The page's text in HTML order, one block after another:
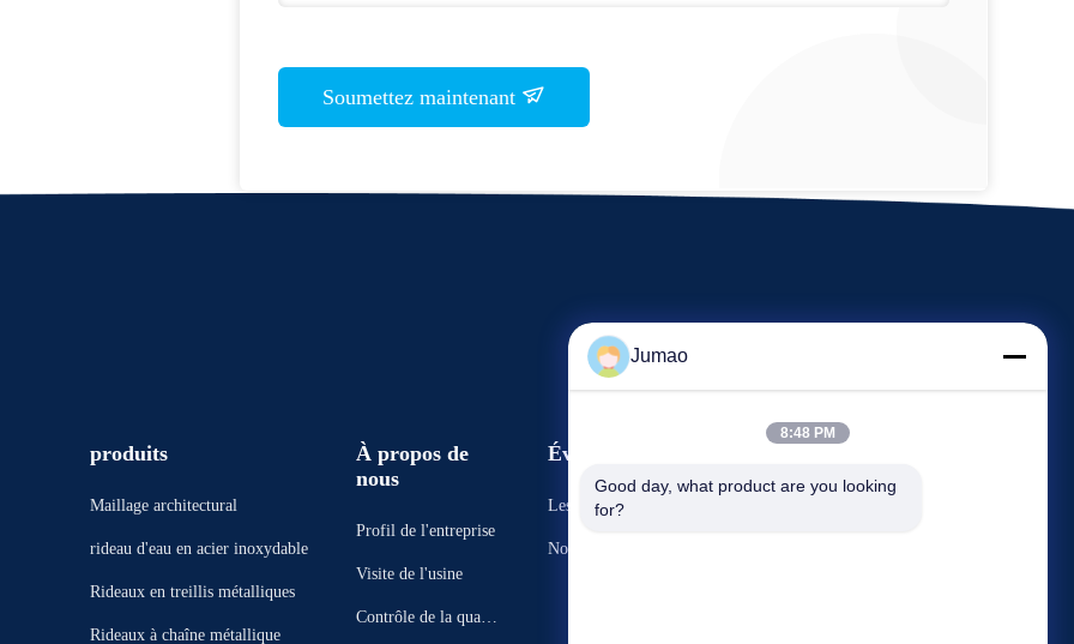
Soumettez maintenant
produits
Maillage architectural
rideau d'eau en acier inoxydable
Rideaux en treillis métalliques
Rideaux à chaîne métallique
À propos de
nous
Profil de l'entreprise
Visite de l'usine
Contrôle de la qualit
Événements
Les affaires
Nouvelles
Jumao
8:48 PM
Good day, what product are you looking
for?